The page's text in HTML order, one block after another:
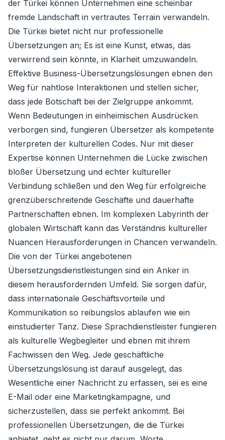
der Türkei können Unternehmen eine scheinbar
fremde Landschaft in vertrautes Terrain verwandeln.
Die Türkei bietet nicht nur professionelle
Übersetzungen an; Es ist eine Kunst, etwas, das
verwirrend sein könnte, in Klarheit umzuwandeln.
Effektive Business-Übersetzungslösungen ebnen den
Weg für nahtlose Interaktionen und stellen sicher,
dass jede Botschaft bei der Zielgruppe ankommt.
Wenn Bedeutungen in einheimischen Ausdrücken
verborgen sind, fungieren Übersetzer als kompetente
Interpreten der kulturellen Codes. Nur mit dieser
Expertise können Unternehmen die Lücke zwischen
bloßer Übersetzung und echter kultureller
Verbindung schließen und den Weg für erfolgreiche
grenzüberschreitende Geschäfte und dauerhafte
Partnerschaften ebnen. Im komplexen Labyrinth der
globalen Wirtschaft kann das Verständnis kultureller
Nuancen Herausforderungen in Chancen verwandeln.
Die von der Türkei angebotenen
Übersetzungsdienstleistungen sind ein Anker in
diesem herausfordernden Umfeld. Sie sorgen dafür,
dass internationale Geschäftsvorteile und
Kommunikation so reibungslos ablaufen wie ein
einstudierter Tanz. Diese Sprachdienstleister fungieren
als kulturelle Wegbegleiter und ebnen mit ihrem
Fachwissen den Weg. Jede geschäftliche
Übersetzungslösung ist darauf ausgelegt, das
Wesentliche einer Nachricht zu erfassen, sei es eine
E-Mail oder eine Marketingkampagne, und
sicherzustellen, dass sie perfekt ankommt. Bei
professionellen Übersetzungen, die die Türkei